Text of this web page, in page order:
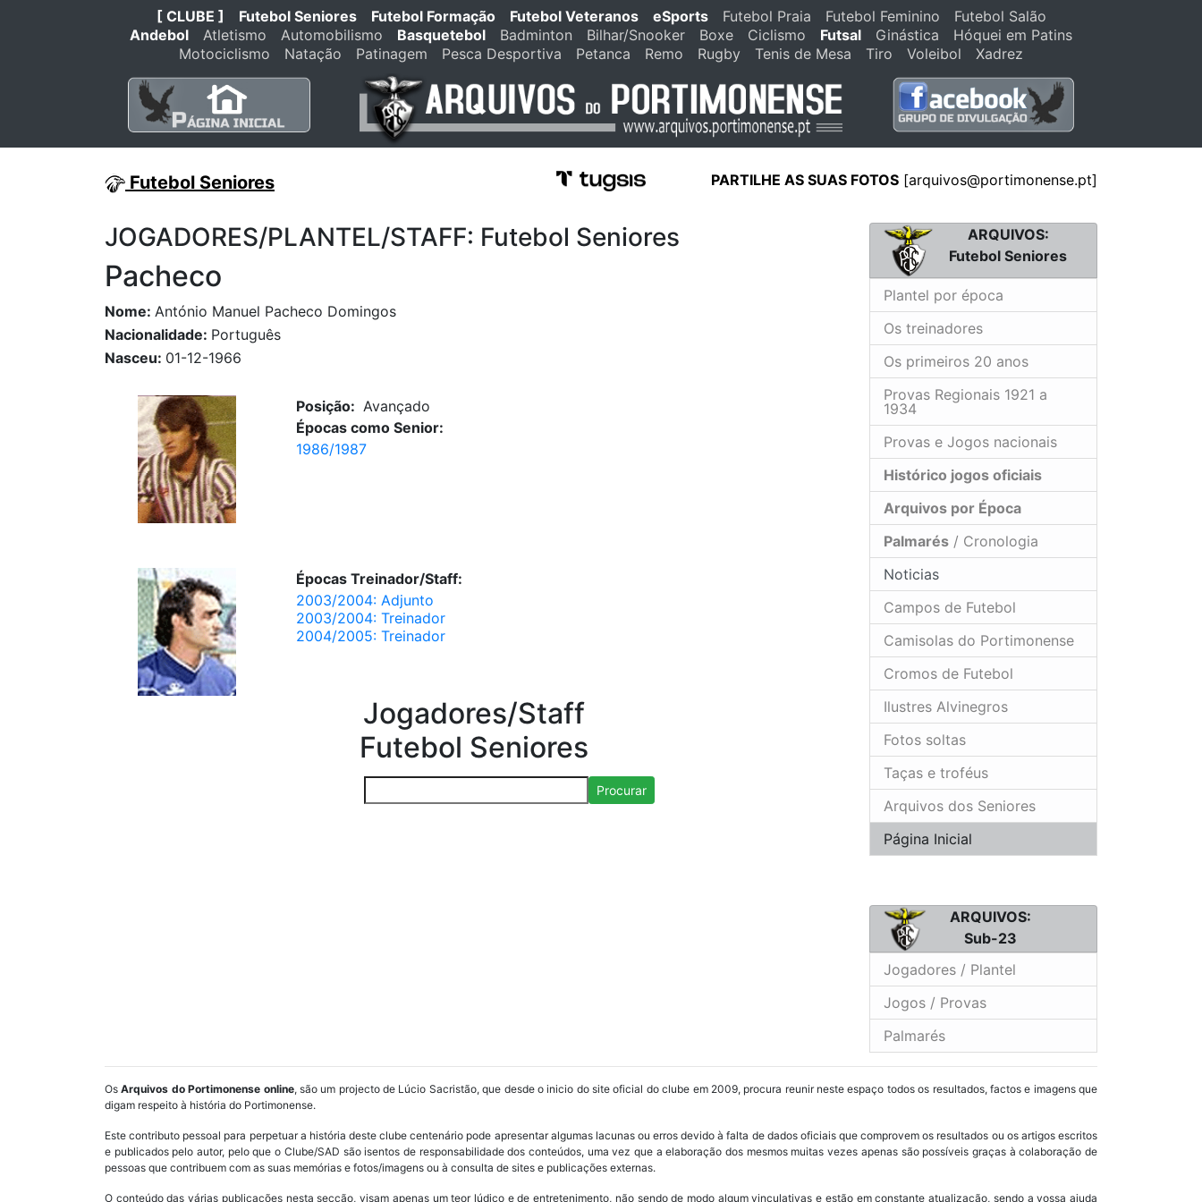
[ CLUBE ] Futebol Seniores Futebol Formação Futebol Veteranos eSports Futebol Praia Futebol Feminino
Futebol Salão
Andebol
Atletismo Automobilismo Basquetebol Badminton Bilhar/Snooker Boxe Ciclismo Futsal Ginástica
Hóquei em Patins
Motociclismo
Natação Patinagem Pesca Desportiva Petanca Remo Rugby Tenis de Mesa Tiro Voleibol Xadrez
Futebol Seniores PARTILHE AS SUAS FOTOS [arquivos@portimonense.pt]
JOGADORES/PLANTEL/STAFF: Futebol Seniores
Pacheco
Nome: António Manuel Pacheco Domingos
Nacionalidade: Português
Nasceu: 01-12-1966
Posição: Avançado
Épocas como Senior:
1986/1987
Épocas Treinador/Staff:
2003/2004: Adjunto
2003/2004: Treinador
2004/2005: Treinador
Jogadores/Staff
Futebol Seniores
Procurar
ARQUIVOS:
Futebol Seniores
Plantel por época
Os treinadores
Os primeiros 20 anos
Provas Regionais 1921 a
1934
Provas e Jogos nacionais
Histórico jogos oficiais
Arquivos por Época
Palmarés / Cronologia
Noticias
Campos de Futebol
Camisolas do Portimonense
Cromos de Futebol
Ilustres Alvinegros
Fotos soltas
Taças e troféus
Arquivos dos Seniores
Página Inicial
ARQUIVOS:
Sub-23
Jogadores / Plantel
Jogos / Provas
Palmarés
OsArquivos do Portimonense online, são um projecto de Lúcio Sacristão, que desde o inicio do site oficial do clube em 2009, procura reunir neste espaço todos os resultados, factos e imagens que
digam respeito à história do Portimonense.
Este contributo pessoal para perpetuar a história deste clube centenário pode apresentar algumas lacunas ou erros devido à falta de dados oficiais que comprovem os resultados ou os artigos escritos
e publicados pelo autor, pelo que o Clube/SAD são isentos de responsabilidade dos conteúdos, uma vez que a elaboração dos mesmos muitas vezes apenas são possíveis graças à colaboração de
pessoas que contribuem com as suas memórias e fotos/imagens ou à consulta de sites e publicações externas.
O conteúdo das várias publicações nesta secção, visam apenas um teor lúdico e de entretenimento, não sendo de modo algum vinculativas e estão em constante atualização, sendo a vossa ajuda